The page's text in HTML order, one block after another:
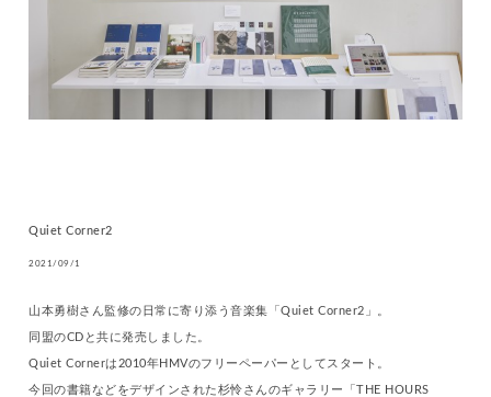
Quiet Corner2
2021/09/1
山本勇樹さん監修の日常に寄り添う音楽集「Quiet Corner2」。
同盟のCDと共に発売しました。
Quiet Cornerは2010年HMVのフリーペーパーとしてスタート。
今回の書籍などをデザインされた杉怜さんのギャラリー「THE HOURS